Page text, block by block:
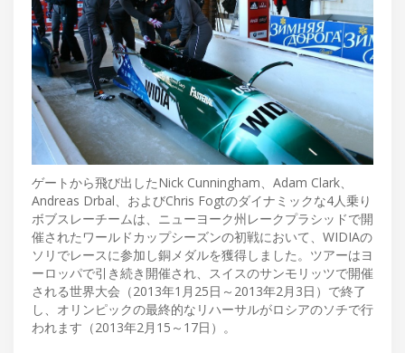
ゲートから飛び出したNick Cunningham、Adam Clark、
Andreas Drbal、およびChris Fogtのダイナミックな4人乗り
ボブスレーチームは、ニューヨーク州レークプラシッドで開
催されたワールドカップシーズンの初戦において、WIDIAの
ソリでレースに参加し銅メダルを獲得しました。ツアーはヨ
ーロッパで引き続き開催され、スイスのサンモリッツで開催
される世界大会（2013年1月25日～2013年2月3日）で終了
し、オリンピックの最終的なリハーサルがロシアのソチで行
われます（2013年2月15～17日）。